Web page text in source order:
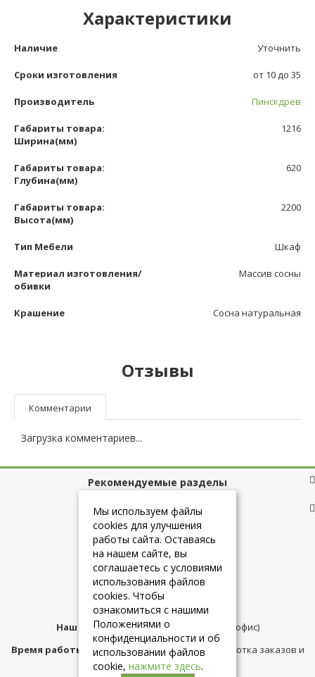
Характеристики
Наличие Уточнить
Сроки изготовления от 10 до 35
Производитель Пинскдрев
Габариты товара:
Ширина(мм)
1216
Габариты товара:
Глубина(мм)
620
Габариты товара:
Высота(мм)
2200
Тип Мебели Шкаф
Материал изготовления/
обивки
Массив сосны
Крашение Сосна натуральная
Отзывы
Комментарии
Загрузка комментариев...
Рекомендуемые разделы
Полезные ссылки
+7 (925) 084-10-60
Наш адрес:Москва,ул.Плещеева д.12 (офис)
Время работы магазина:с 10:00 до 21:00 (обработка заказов и
консультация)
Мы используем файлы
cookies для улучшения
работы сайта. Оставаясь
на нашем сайте, вы
соглашаетесь с условиями
использования файлов
cookies. Чтобы
ознакомиться с нашими
Положениями о
конфиденциальности и об
использовании файлов
cookie, нажмите здесь.